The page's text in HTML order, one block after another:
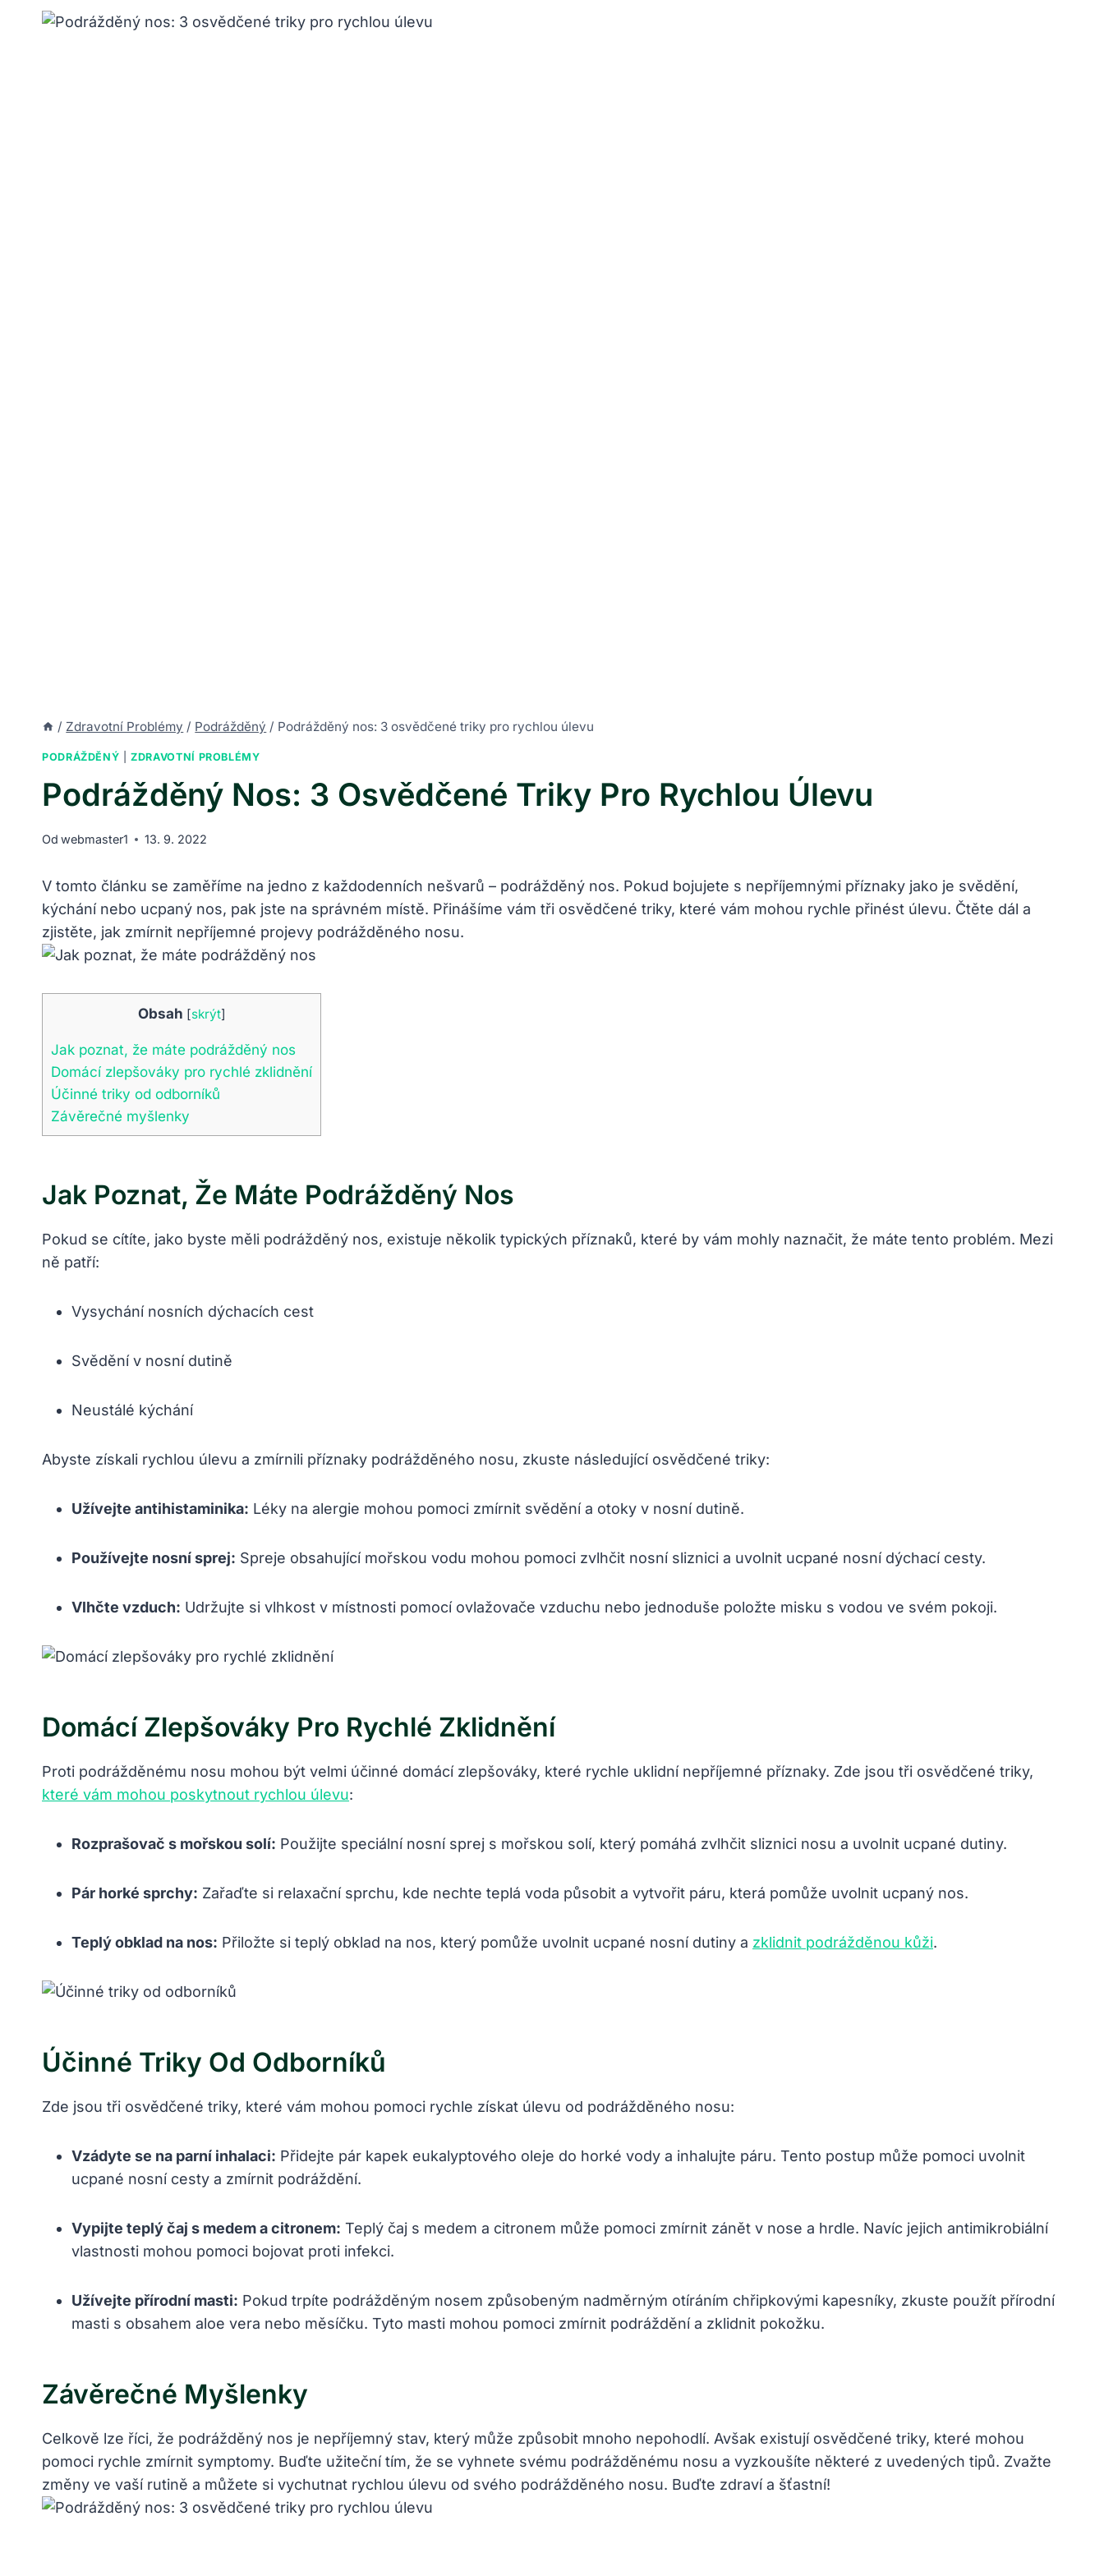
/ Zdravotní Problémy / Podrážděný / Podrážděný nos: 3 osvědčené triky pro rychlou úlevu
PODRÁŽDĚNÝ |ZDRAVOTNÍ PROBLÉMY
Podrážděný Nos: 3 Osvědčené Triky Pro Rychlou Úlevu
Od webmaster1 13. 9. 2022
V tomto článku se zaměříme na jedno z každodenních nešvarů – podrážděný nos. Pokud bojujete s nepříjemnými příznaky jako je svědění,
kýchání nebo ucpaný nos, pak jste na správném místě. Přinášíme vám tři osvědčené triky, které vám mohou rychle přinést úlevu. Čtěte dál a
zjistěte, jak zmírnit nepříjemné projevy podrážděného nosu.
Obsah [skrýt]
Jak poznat, že máte podrážděný nos
Domácí zlepšováky pro rychlé zklidnění
Účinné triky od odborníků
Závěrečné myšlenky
Jak Poznat, Že Máte Podrážděný Nos
Pokud se cítíte, jako byste měli podrážděný nos, existuje několik typických příznaků, které by vám mohly naznačit, že máte tento problém. Mezi
ně patří:
Vysychání nosních dýchacích cest
Svědění v nosní dutině
Neustálé kýchání
Abyste získali rychlou úlevu a zmírnili příznaky podrážděného nosu, zkuste následující osvědčené triky:
Užívejte antihistaminika: Léky na alergie mohou pomoci zmírnit svědění a otoky v nosní dutině.
Používejte nosní sprej: Spreje obsahující mořskou vodu mohou pomoci zvlhčit nosní sliznici a uvolnit ucpané nosní dýchací cesty.
Vlhčte vzduch: Udržujte si vlhkost v místnosti pomocí ovlažovače vzduchu nebo jednoduše položte misku s vodou ve svém pokoji.
Domácí Zlepšováky Pro Rychlé Zklidnění
Proti podrážděnému nosu mohou být velmi účinné domácí zlepšováky, které rychle uklidní nepříjemné příznaky. Zde jsou tři osvědčené triky,
které vám mohou poskytnout rychlou úlevu:
Rozprašovač s mořskou solí: Použijte speciální nosní sprej s mořskou solí, který pomáhá zvlhčit sliznici nosu a uvolnit ucpané dutiny.
Pár horké sprchy: Zařaďte si relaxační sprchu, kde nechte teplá voda působit a vytvořit páru, která pomůže uvolnit ucpaný nos.
Teplý obklad na nos: Přiložte si teplý obklad na nos, který pomůže uvolnit ucpané nosní dutiny a zklidnit podrážděnou kůži.
Účinné Triky Od Odborníků
Zde jsou tři osvědčené triky, které vám mohou pomoci rychle získat úlevu od podrážděného nosu:
Vzádyte se na parní inhalaci: Přidejte pár kapek eukalyptového oleje do horké vody a inhalujte páru. Tento postup může pomoci uvolnit
ucpané nosní cesty a zmírnit podráždění.
Vypijte teplý čaj s medem a citronem: Teplý čaj s medem a citronem může pomoci zmírnit zánět v nose a hrdle. Navíc jejich antimikrobiální
vlastnosti mohou pomoci bojovat proti infekci.
Užívejte přírodní masti: Pokud trpíte podrážděným nosem způsobeným nadměrným otíráním chřipkovými kapesníky, zkuste použít přírodní
masti s obsahem aloe vera nebo měsíčku. Tyto masti mohou pomoci zmírnit podráždění a zklidnit pokožku.
Závěrečné Myšlenky
Celkově lze říci, že podrážděný nos je nepříjemný stav, který může způsobit mnoho nepohodlí. Avšak existují osvědčené triky, které mohou
pomoci rychle zmírnit symptomy. Buďte užiteční tím, že se vyhnete svému podrážděnému nosu a vyzkoušíte některé z uvedených tipů. Zvažte
změny ve vaší rutině a můžete si vychutnat rychlou úlevu od svého podrážděného nosu. Buďte zdraví a šťastní!